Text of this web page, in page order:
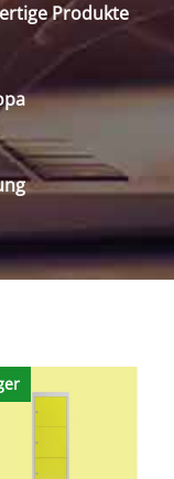
Produkte